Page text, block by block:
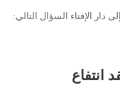
الرَّحِيمِ رقم الفتوى (3267) ورد إلى دار الإفتاء السؤال التالي:
انتفاع